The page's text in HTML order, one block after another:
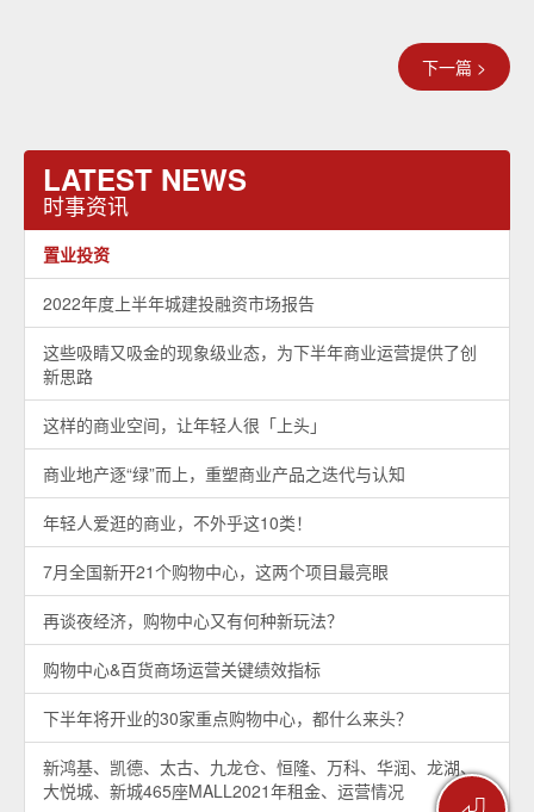
下一篇 >
LATEST NEWS
时事资讯
置业投资
2022年度上半年城建投融资市场报告
这些吸睛又吸金的现象级业态，为下半年商业运营提供了创
新思路
这样的商业空间，让年轻人很「上头」
商业地产逐“绿”而上，重塑商业产品之迭代与认知
年轻人爱逛的商业，不外乎这10类！
7月全国新开21个购物中心，这两个项目最亮眼
再谈夜经济，购物中心又有何种新玩法？
购物中心&百货商场运营关键绩效指标
下半年将开业的30家重点购物中心，都什么来头？
新鸿基、凯德、太古、九龙仓、恒隆、万科、华润、龙湖、
大悦城、新城465座MALL2021年租金、运营情况